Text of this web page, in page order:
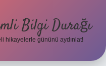
Bilgi Durağı
hikayelerle gününü aydınlat!